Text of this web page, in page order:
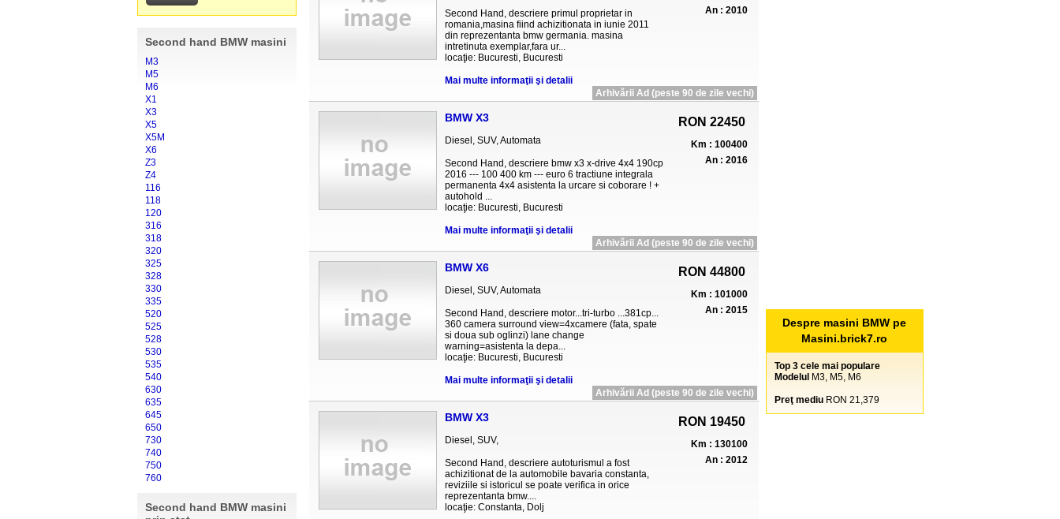
Second hand BMW masini
M3
M5
M6
X1
X3
X5
X5M
X6
Z3
Z4
116
118
120
316
318
320
325
328
330
335
520
525
528
530
535
540
630
635
645
650
730
740
750
760
Second hand BMW masini
Second Hand, descriere primul proprietar in
romania,masina fiind achizitionata in iunie 2011
din reprezentanta bmw germania. masina
intretinuta exemplar,fara ur...
locaţie: Bucuresti, Bucuresti
Mai multe informaţii şi detalii
An : 2010
Arhivării Ad (peste 90 de zile vechi)
BMW X3
Diesel, SUV, Automata
Second Hand, descriere bmw x3 x-drive 4x4 190cp
2016 --- 100 400 km --- euro 6 tractiune integrala
permanenta 4x4 asistenta la urcare si coborare ! +
autohold ...
locaţie: Bucuresti, Bucuresti
Mai multe informaţii şi detalii
RON 22450
Km : 100400
An : 2016
Arhivării Ad (peste 90 de zile vechi)
BMW X6
Diesel, SUV, Automata
Second Hand, descriere motor...tri-turbo ...381cp...
360 camera surround view=4xcamere (fata, spate
si doua sub oglinzi) lane change
warning=asistenta la depa...
locaţie: Bucuresti, Bucuresti
Mai multe informaţii şi detalii
RON 44800
Km : 101000
An : 2015
Arhivării Ad (peste 90 de zile vechi)
BMW X3
Diesel, SUV,
Second Hand, descriere autoturismul a fost
achizitionat de la automobile bavaria constanta,
reviziile si istoricul se poate verifica in orice
reprezentanta bmw....
locaţie: Constanta, Dolj
RON 19450
Km : 130100
An : 2012
Despre masini BMW pe
Masini.brick7.ro
Top 3 cele mai populare
Modelul M3, M5, M6
Preţ mediuRON 21,379